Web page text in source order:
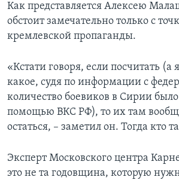
Как представляется Алексею
обстоит замечательно только с
кремлевской пропаганды.
«Кстати говоря, если посчитать (а
какое, судя по информации с
количество боевиков в Сирии
помощью ВКС РФ), то их там
остаться, – заметил он. Тогда кто
Эксперт Московского центра
это не та годовщина, которую